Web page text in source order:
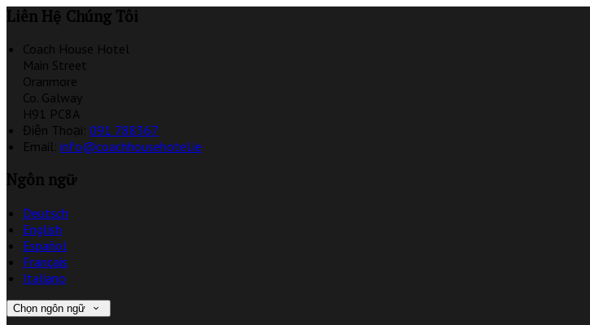
Liên Hệ Chúng Tôi
Coach House Hotel
Main Street
Oranmore
Co. Galway
H91 PC8A
Điện Thoại: 091 788367
Email: info@coachhousehotel.ie
Ngôn ngữ
Deutsch
English
Español
Français
Italiano
Chọn ngôn ngữ